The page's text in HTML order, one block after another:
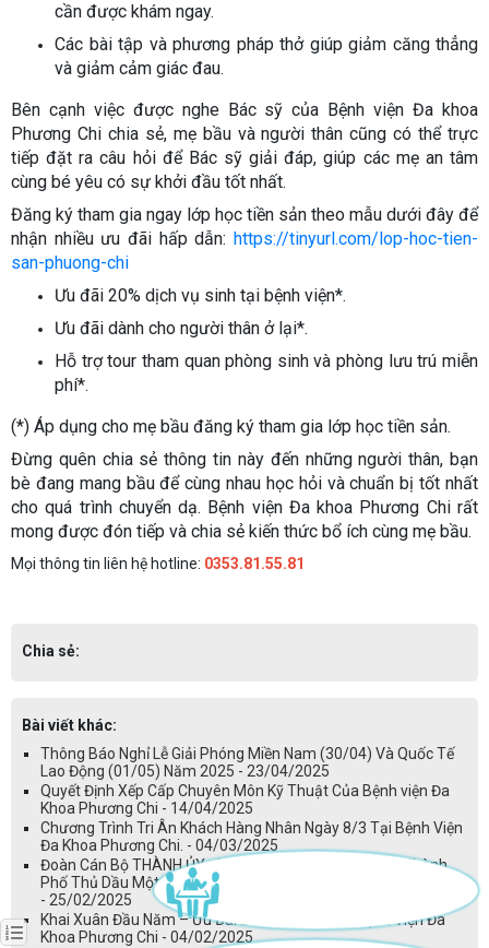
cần được khám ngay.
Các bài tập và phương pháp thở giúp giảm căng thẳng
và giảm cảm giác đau.
Bên cạnh việc được nghe Bác sỹ của Bệnh viện Đa khoa
Phương Chi chia sẻ, mẹ bầu và người thân cũng có thể trực
tiếp đặt ra câu hỏi để Bác sỹ giải đáp, giúp các mẹ an tâm
cùng bé yêu có sự khởi đầu tốt nhất.
Đăng ký tham gia ngay lớp học tiền sản theo mẫu dưới đây để
nhận nhiều ưu đãi hấp dẫn: https://tinyurl.com/lop-hoc-tien-
san-phuong-chi
Ưu đãi 20% dịch vụ sinh tại bệnh viện*.
Ưu đãi dành cho người thân ở lại*.
Hỗ trợ tour tham quan phòng sinh và phòng lưu trú miễn
phí*.
(*) Áp dụng cho mẹ bầu đăng ký tham gia lớp học tiền sản.
Đừng quên chia sẻ thông tin này đến những người thân, bạn
bè đang mang bầu để cùng nhau học hỏi và chuẩn bị tốt nhất
cho quá trình chuyển dạ. Bệnh viện Đa khoa Phương Chi rất
mong được đón tiếp và chia sẻ kiến thức bổ ích cùng mẹ bầu.
Mọi thông tin liên hệ hotline: 0353.81.55.81
Chia sẻ:
Bài viết khác:
Thông Báo Nghỉ Lễ Giải Phóng Miền Nam (30/04) Và Quốc Tế
Lao Động (01/05) Năm 2025 - 23/04/2025
Quyết Định Xếp Cấp Chuyên Môn Kỹ Thuật Của Bệnh viện Đa
Khoa Phương Chi - 14/04/2025
Chương Trình Tri Ân Khách Hàng Nhân Ngày 8/3 Tại Bệnh Viện
Đa Khoa Phương Chi. - 04/03/2025
Đoàn Cán Bộ THÀNH ỦY - HĐND -UBND - UBMTTQVN Thành
Phố Thủ Dầu Một Chúc Mừng Ngày Thầy Thuốc Việt Nam 27/2
- 25/02/2025
Khai Xuân Đầu Năm – Ưu Đãi Lên Đến 20% Tại Bệnh Viện Đa
Khoa Phương Chi - 04/02/2025